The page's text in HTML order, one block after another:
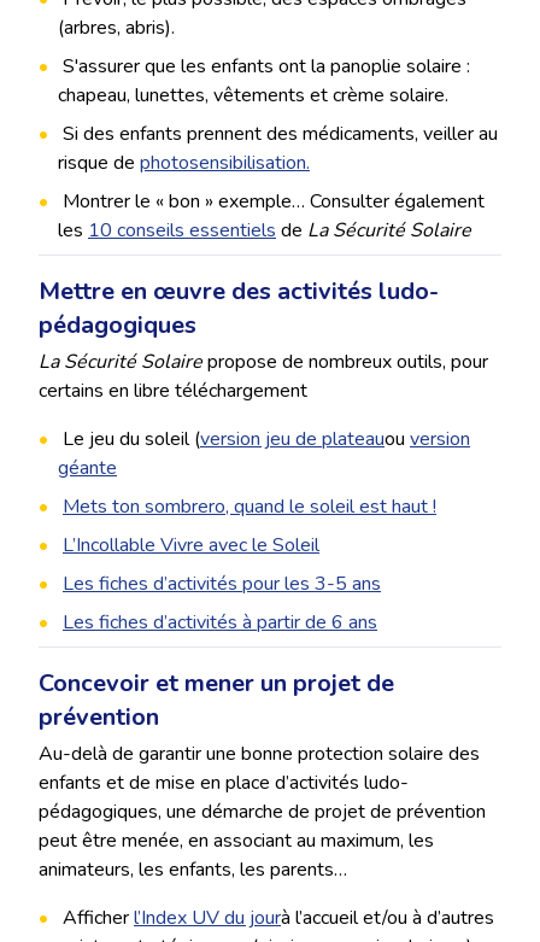
(arbres, abris).
S'assurer que les enfants ont la panoplie solaire :
chapeau, lunettes, vêtements et crème solaire.
Si des enfants prennent des médicaments, veiller au
risque de photosensibilisation.
Montrer le « bon » exemple… Consulter également
les 10 conseils essentiels de La Sécurité Solaire
Mettre en œuvre des activités ludo-
pédagogiques
La Sécurité Solairepropose de nombreux outils, pour
certains en libre téléchargement
Le jeu du soleil (version jeu de plateauou version
géante
Mets ton sombrero, quand le soleil est haut !
L’Incollable Vivre avec le Soleil
Les fiches d’activités pour les 3-5 ans
Les fiches d’activités à partir de 6 ans
Concevoir et mener un projet de
prévention
Au-delà de garantir une bonne protection solaire des
enfants et de mise en place d’activités ludo-
pédagogiques, une démarche de projet de prévention
peut être menée, en associant au maximum, les
animateurs, les enfants, les parents…
Afficherl’Index UV du jourà l’accueil et/ou à d’autres